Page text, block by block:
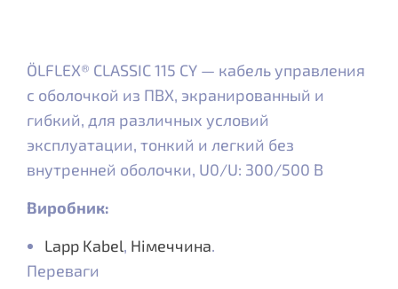
ÖLFLEX® CLASSIC 115 CY — кабель управления
с оболочкой из ПВХ, экранированный и
гибкий, для различных условий
эксплуатации, тонкий и легкий без
внутренней оболочки, U0/U: 300/500 В
Виробник:
Lapp Kabel, Німеччина.
Переваги